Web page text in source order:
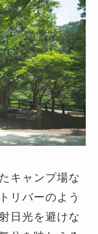
キャンプ場な
リバーのよう
日光を避けな